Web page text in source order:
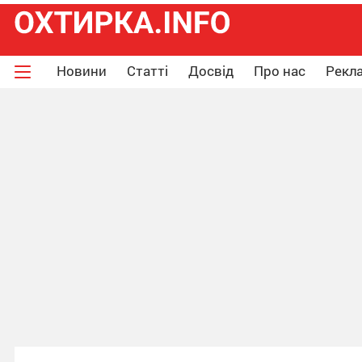
Новини Статті Досвід Про нас